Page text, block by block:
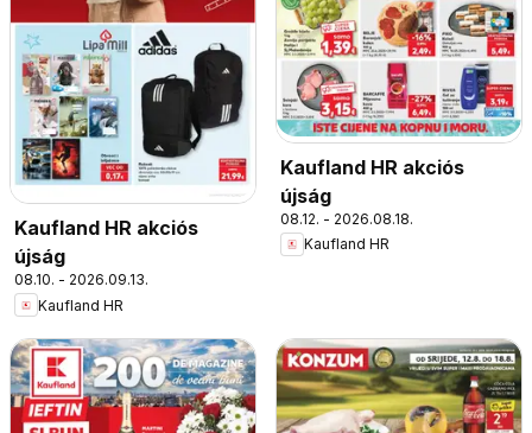
Kaufland HR akciós
újság
08.10. - 2026.09.13.
Kaufland HR
Kaufland HR akciós
újság
08.12. - 2026.08.18.
Kaufland HR